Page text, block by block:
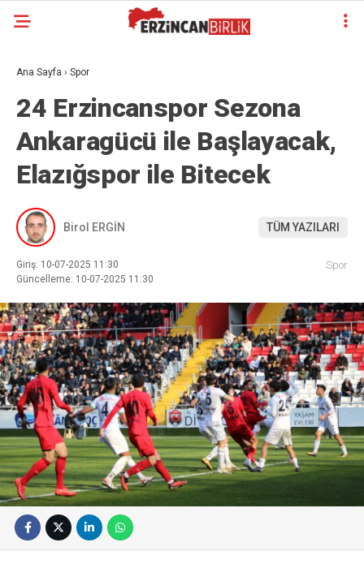
Ana Sayfa › Spor
24 Erzincanspor Sezona
Ankaragücü ile Başlayacak,
Elazığspor ile Bitecek
Birol ERGİN TÜM YAZILARI
Giriş: 10-07-2025 11:30
Güncelleme: 10-07-2025 11:30
Spor